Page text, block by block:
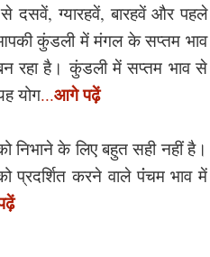
दसवें, ग्यारहवें, बारहवें और पहले
कुंडली में मंगल के सप्तम भाव
रहा है। कुंडली में सप्तम भाव से
योग...आगे पढ़ें
निभाने के लिए बहुत सही नहीं है।
प्रदर्शित करने वाले पंंचम भाव में